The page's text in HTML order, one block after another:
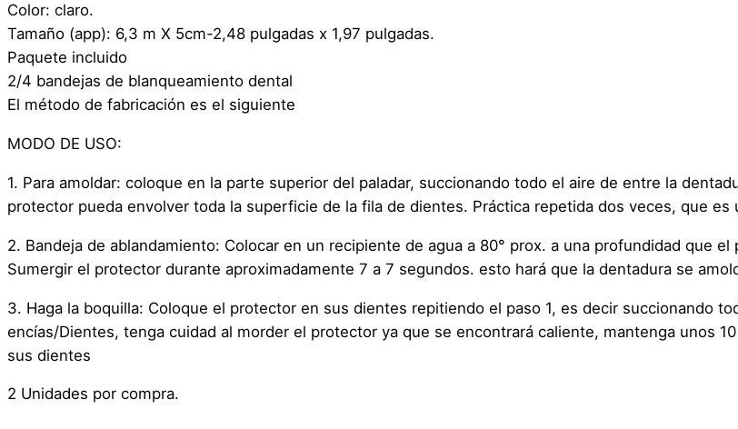
Color: claro.
Tamaño (app): 6,3 m X 5cm-2,48 pulgadas x 1,97 pulgadas.
Paquete incluido
2/4 bandejas de blanqueamiento dental
El método de fabricación es el siguiente
MODO DE USO:
1. Para amoldar: coloque en la parte superior del paladar, succionando todo el aire de entre la
protector pueda envolver toda la superficie de la fila de dientes. Práctica repetida dos veces, que es
2. Bandeja de ablandamiento: Colocar en un recipiente de agua a 80° prox. a una profundidad que
Sumergir el protector durante aproximadamente 7 a 7 segundos. esto hará que la dentadura se
3. Haga la boquilla: Coloque el protector en sus dientes repitiendo el paso 1, es decir succionando
encías/Dientes, tenga cuidad al morder el protector ya que se encontrará caliente, mantenga unos
sus dientes
2 Unidades por compra.